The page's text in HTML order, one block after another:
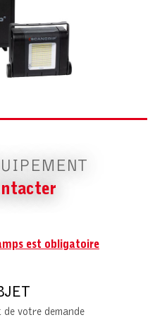
est obligatoire
votre demande